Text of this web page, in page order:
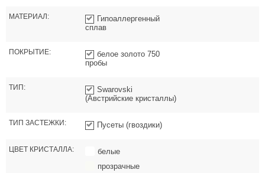
МАТЕРИАЛ:
Гипоаллергенный
сплав
ПОКРЫТИЕ:
белое золото 750
пробы
ТИП:
Swarovski
(Австрийские кристаллы)
ТИП ЗАСТЕЖКИ: Пусеты (гвоздики)
ЦВЕТ КРИСТАЛЛА:
белые
прозрачные